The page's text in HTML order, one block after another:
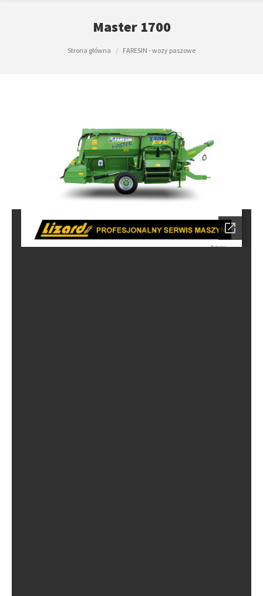
Master 1700
Strona główna FARESIN - wozy paszowe